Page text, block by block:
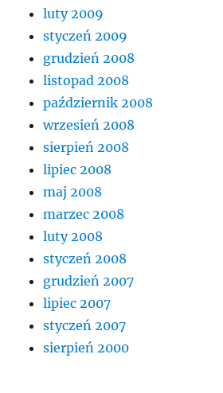
luty 2009
styczeń 2009
grudzień 2008
listopad 2008
październik 2008
wrzesień 2008
sierpień 2008
lipiec 2008
maj 2008
marzec 2008
luty 2008
styczeń 2008
grudzień 2007
lipiec 2007
styczeń 2007
sierpień 2000